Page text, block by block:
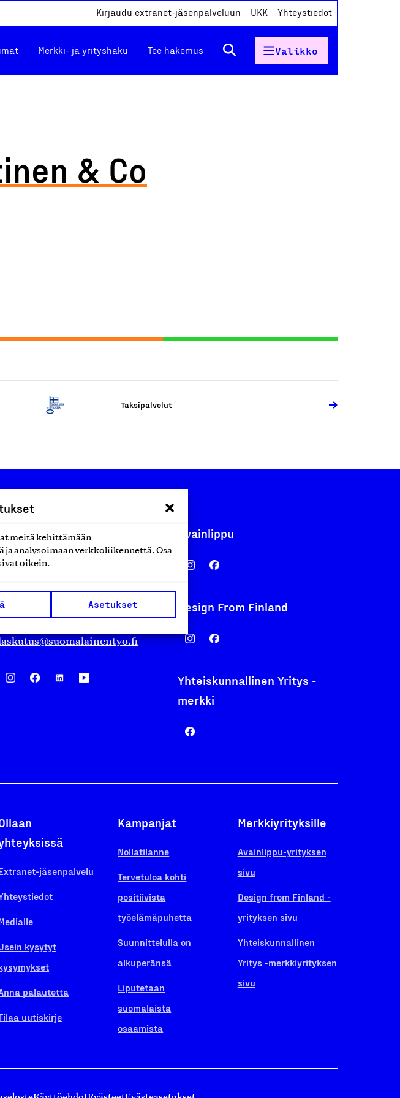
meitä kehittämään
analysoimaan verkkoliikennettä. Osa
oikein.
Asetukset
Kirjaudu extranet-jäsenpalveluun UKK Yhteystiedot
Merkki- ja yrityshaku Tee hakemus Valikko
& Co
Taksipalvelut
työ ry
14,
Finland
Avainlippu
Design From Finland
Yhteiskunnallinen Yritys -
merkki
jäsenpalvelu
kysytyt
palautetta
uutiskirje
Kampanjat
Nollatilanne
Tervetuloa kohti
positiivista
työelämäpuhetta
Suunnittelulla on
alkuperänsä
Liputetaan
suomalaista
osaamista
Merkkiyrityksille
Avainlippu-yrityksen
sivu
Design from Finland -
yrityksen sivu
Yhteiskunnallinen
Yritys -merkkiyrityksen
sivu